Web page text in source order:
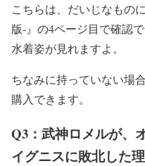
こちらは、だいじなもの
版-』の4ページ目で確認
水着姿が見れますよ。
ちなみに持っていない場
購入できます。
Q3：武神ロメルが、
イグニスに敗北した